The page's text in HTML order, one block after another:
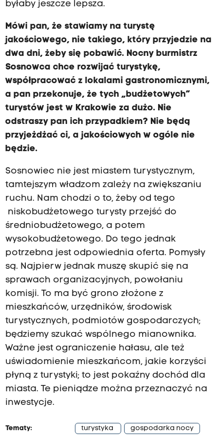
byłaby jeszcze lepsza.
Mówi pan, że stawiamy na turystę
jakościowego, nie takiego, który przyjedzie na
dwa dni, żeby się pobawić. Nocny burmistrz
Sosnowca chce rozwijać turystykę,
współpracować z lokalami gastronomicznymi,
a pan przekonuje, że tych „budżetowych”
turystów jest w Krakowie za dużo. Nie
odstraszy pan ich przypadkiem? Nie będą
przyjeżdżać ci, a jakościowych w ogóle nie
będzie.
Sosnowiec nie jest miastem turystycznym,
tamtejszym władzom zależy na zwiększaniu
ruchu. Nam chodzi o to, żeby od tego
niskobudżetowego turysty przejść do
średniobudżetowego, a potem
wysokobudżetowego. Do tego jednak
potrzebna jest odpowiednia oferta. Pomysły
są. Najpierw jednak muszę skupić się na
sprawach organizacyjnych, powołaniu
komisji. To ma być grono złożone z
mieszkańców, urzędników, środowisk
turystycznych, podmiotów gospodarczych;
będziemy szukać wspólnego mianownika.
Ważne jest ograniczenie hałasu, ale też
uświadomienie mieszkańcom, jakie korzyści
płyną z turystyki; to jest pokaźny dochód dla
miasta. Te pieniądze można przeznaczyć na
inwestycje.
Tematy: turystyka gospodarka nocy